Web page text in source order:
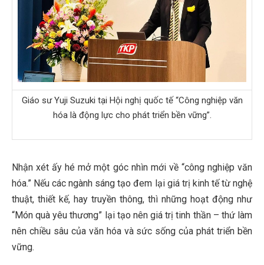
Giáo sư Yuji Suzuki tại Hội nghị quốc tế “Công nghiệp văn
hóa là động lực cho phát triển bền vững”.
Nhận xét ấy hé mở một góc nhìn mới về “công nghiệp văn
hóa.” Nếu các ngành sáng tạo đem lại giá trị kinh tế từ nghệ
thuật, thiết kế, hay truyền thông, thì những hoạt động như
“Món quà yêu thương” lại tạo nên giá trị tinh thần – thứ làm
nên chiều sâu của văn hóa và sức sống của phát triển bền
vững.